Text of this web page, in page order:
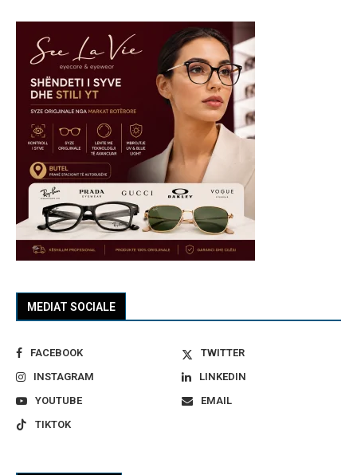
MEDIAT SOCIALE
FACEBOOK
TWITTER
INSTAGRAM
LINKEDIN
YOUTUBE
EMAIL
TIKTOK